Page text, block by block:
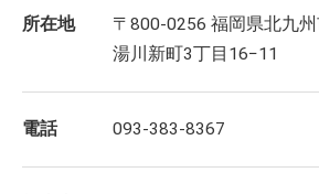
所在地
〒800-0256 福岡県北九
湯川新町3丁目16−11
電話 093-383-8367